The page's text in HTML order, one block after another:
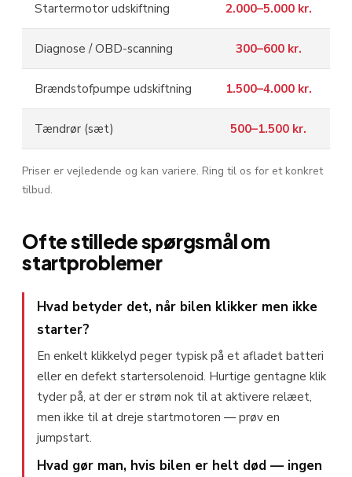
Startermotor udskiftning 2.000–5.000 kr.
Diagnose / OBD-scanning 300–600 kr.
Brændstofpumpe udskiftning 1.500–4.000 kr.
Tændrør (sæt) 500–1.500 kr.
Priser er vejledende og kan variere. Ring til os for et konkret
tilbud.
Ofte stillede spørgsmål om
startproblemer
Hvad betyder det, når bilen klikker men ikke
starter?
En enkelt klikkelyd peger typisk på et afladet batteri
eller en defekt startersolenoid. Hurtige gentagne klik
tyder på, at der er strøm nok til at aktivere relæet,
men ikke til at dreje startmotoren — prøv en
jumpstart.
Hvad gør man, hvis bilen er helt død — ingen